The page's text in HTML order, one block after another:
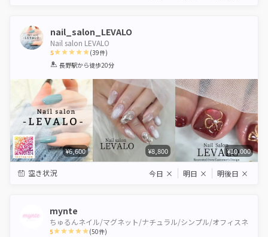
nail_salon_LEVALO
Nail salon LEVALO
5
1 2 3 4 5
(39件)
長野駅から徒歩20分
¥6,600 ¥8,800 ¥10,000
空き状況 今日 × 明日 × 明後日 ×
mynte
ちゅるんネイル/マグネット/ナチュラル/シンプル/オフィスネ
5 (50件)